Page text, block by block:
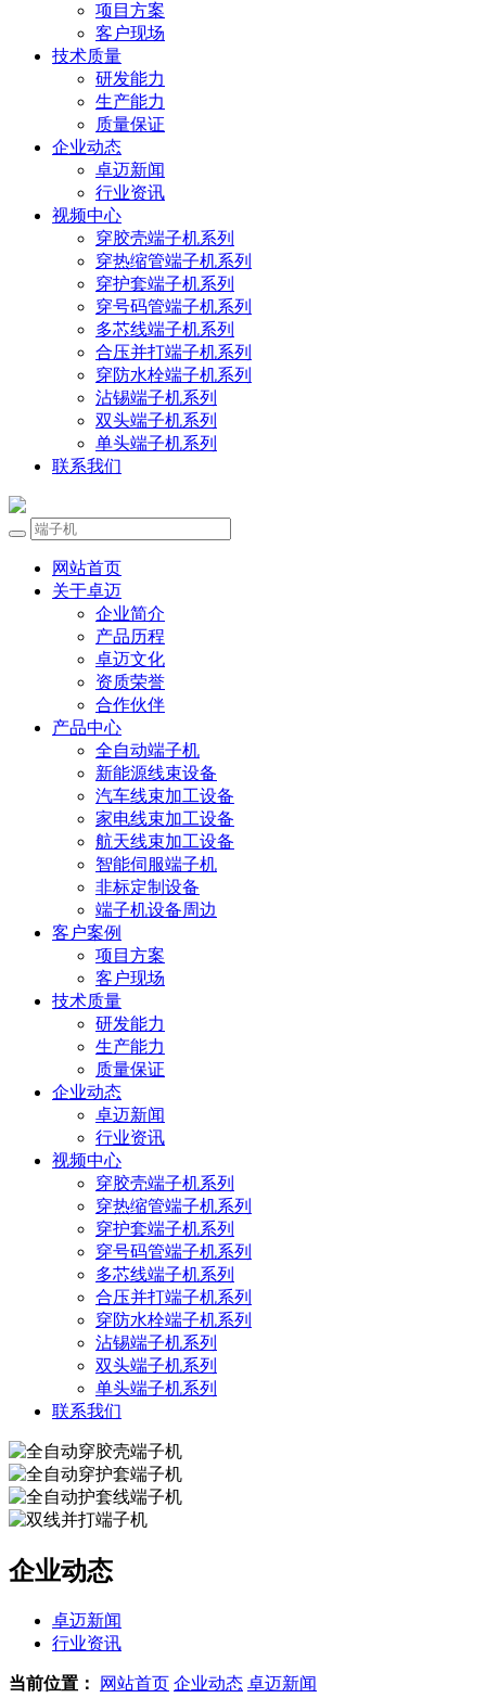
项目方案
客户现场
技术质量
研发能力
生产能力
质量保证
企业动态
卓迈新闻
行业资讯
视频中心
穿胶壳端子机系列
穿热缩管端子机系列
穿护套端子机系列
穿号码管端子机系列
多芯线端子机系列
合压并打端子机系列
穿防水栓端子机系列
沾锡端子机系列
双头端子机系列
单头端子机系列
联系我们
网站首页
关于卓迈
企业简介
产品历程
卓迈文化
资质荣誉
合作伙伴
产品中心
全自动端子机
新能源线束设备
汽车线束加工设备
家电线束加工设备
航天线束加工设备
智能伺服端子机
非标定制设备
端子机设备周边
客户案例
项目方案
客户现场
技术质量
研发能力
生产能力
质量保证
企业动态
卓迈新闻
行业资讯
视频中心
穿胶壳端子机系列
穿热缩管端子机系列
穿护套端子机系列
穿号码管端子机系列
多芯线端子机系列
合压并打端子机系列
穿防水栓端子机系列
沾锡端子机系列
双头端子机系列
单头端子机系列
联系我们
企业动态
卓迈新闻
行业资讯
当前位置： 网站首页 企业动态 卓迈新闻